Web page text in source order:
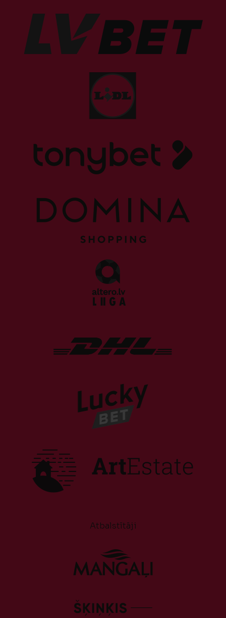
Atbalstītāji